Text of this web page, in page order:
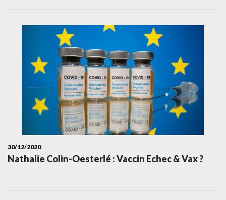
30/12/2020
Nathalie Colin-Oesterlé : Vaccin Echec & Vax ?